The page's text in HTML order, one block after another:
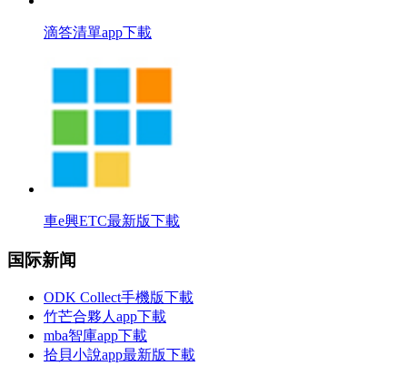
滴答清單app下載
車e興ETC最新版下載
国际新闻
ODK Collect手機版下載
竹芒合夥人app下載
mba智庫app下載
拾貝小說app最新版下載